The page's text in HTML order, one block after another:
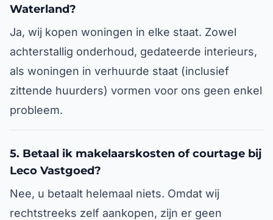
Waterland?
Ja, wij kopen woningen in elke staat. Zowel
achterstallig onderhoud, gedateerde interieurs,
als woningen in verhuurde staat (inclusief
zittende huurders) vormen voor ons geen enkel
probleem.
5. Betaal ik makelaarskosten of courtage bij
Leco Vastgoed?
Nee, u betaalt helemaal niets. Omdat wij
rechtstreeks zelf aankopen, zijn er geen